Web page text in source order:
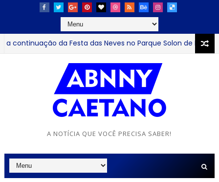
da Festa das Neves no Parque Solon de Lucena até
A NOTÍCIA QUE VOCÊ PRECISA SABER!